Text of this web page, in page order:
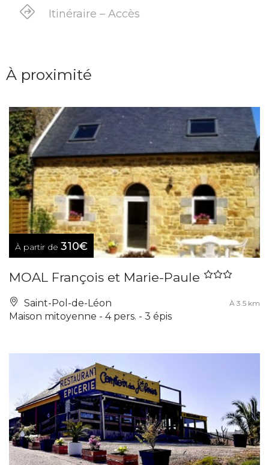
Itinéraire – Accès
À proximité
À partir de 310€
MOAL François et Marie-Paule
Saint-Pol-de-Léon À 3.5 km
Maison mitoyenne - 4 pers. - 3 épis